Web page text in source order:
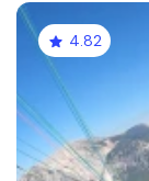
4.82